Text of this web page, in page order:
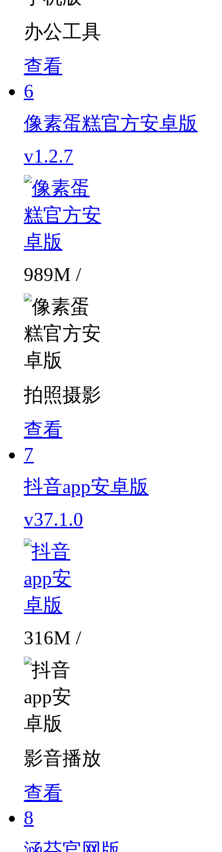
办公工具
查看
6
像素蛋糕官方安卓版
v1.2.7
989M /
拍照摄影
查看
7
抖音app安卓版
v37.1.0
316M /
影音播放
查看
8